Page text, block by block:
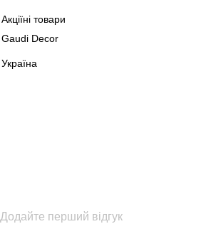
Акціїні товари
Gaudi Decor
Україна
Додайте перший відгук